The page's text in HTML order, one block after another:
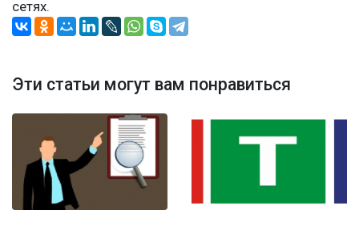
сетях.
Эти статьи могут вам понравиться